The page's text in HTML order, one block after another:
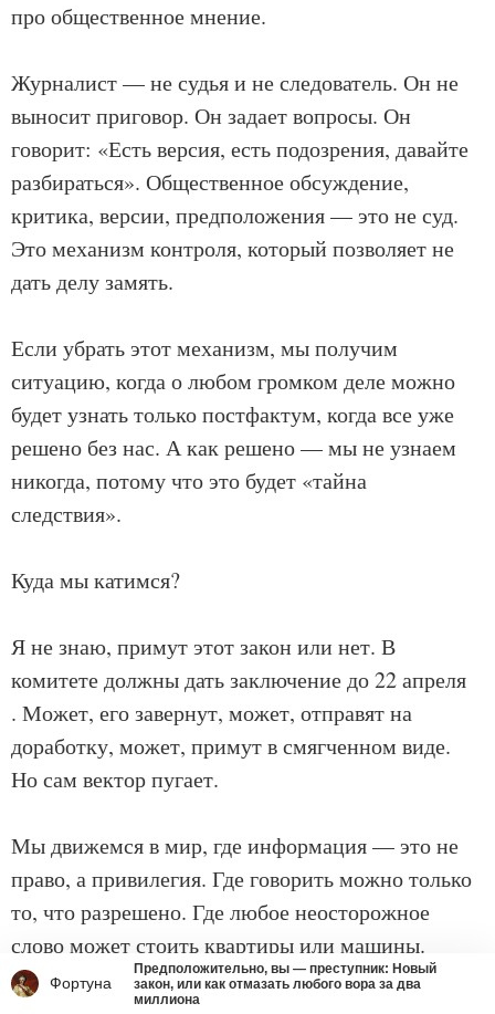
про общественное мнение.
Журналист — не судья и не следователь. Он не
выносит приговор. Он задает вопросы. Он
говорит: «Есть версия, есть подозрения, давайте
разбираться». Общественное обсуждение,
критика, версии, предположения — это не суд.
Это механизм контроля, который позволяет не
дать делу замять.
Если убрать этот механизм, мы получим
ситуацию, когда о любом громком деле можно
будет узнать только постфактум, когда все уже
решено без нас. А как решено — мы не узнаем
никогда, потому что это будет «тайна
следствия».
Куда мы катимся?
Я не знаю, примут этот закон или нет. В
комитете должны дать заключение до 22 апреля
. Может, его завернут, может, отправят на
доработку, может, примут в смягченном виде.
Но сам вектор пугает.
Мы движемся в мир, где информация — это не
право, а привилегия. Где говорить можно только
то, что разрешено. Где любое неосторожное
слово может стоить квартиры или машины.
Фортуна
Предположительно, вы — преступник: Новый
закон, или как отмазать любого вора за два
миллиона